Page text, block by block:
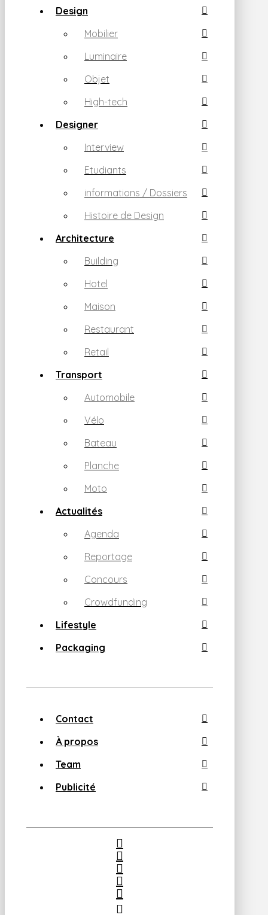
Design
Mobilier
Luminaire
Objet
High-tech
Designer
Interview
Etudiants
informations / Dossiers
Histoire de Design
Architecture
Building
Hotel
Maison
Restaurant
Retail
Transport
Automobile
Vélo
Bateau
Planche
Moto
Actualités
Agenda
Reportage
Concours
Crowdfunding
Lifestyle
Packaging
Contact
À propos
Team
Publicité